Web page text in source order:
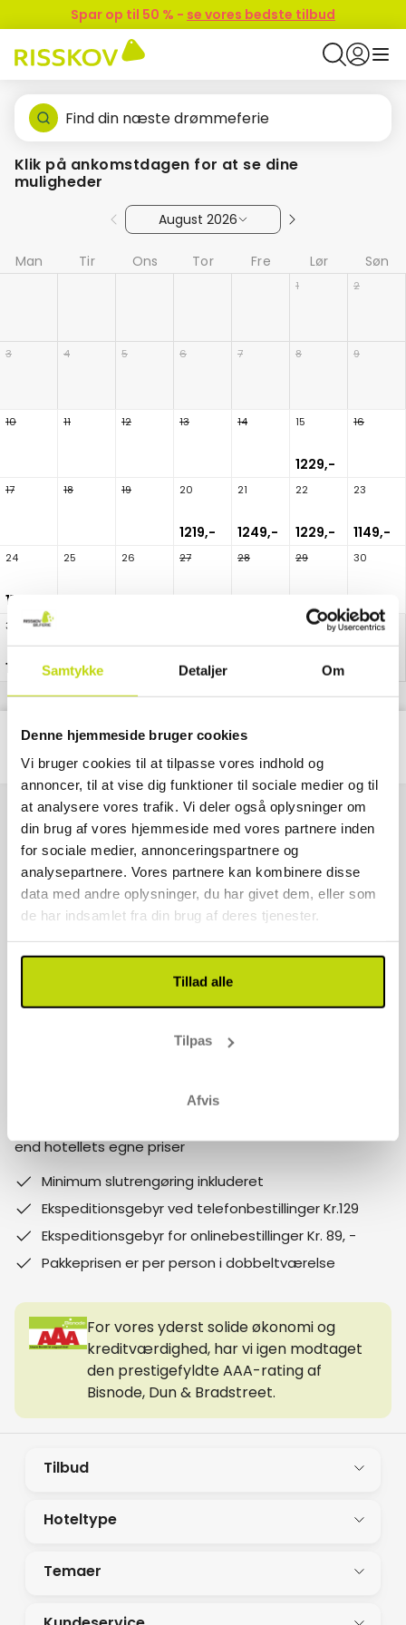
Samtykke Detaljer Om
Denne hjemmeside bruger cookies
Vi bruger cookies til at tilpasse vores indhold og
annoncer, til at vise dig funktioner til sociale medier og til
at analysere vores trafik. Vi deler også oplysninger om
din brug af vores hjemmeside med vores partnere inden
for sociale medier, annonceringspartnere og
analysepartnere. Vores partnere kan kombinere disse
data med andre oplysninger, du har givet dem, eller som
de har indsamlet fra din brug af deres tjenester.
Tillad alle
Tilpas
Afvis
Spar op til 50 % - se vores bedste tilbud
Find din næste drømmeferie
Klik på ankomstdagen for at se dine
muligheder
August 2026
Man Tir Ons Tor Fre Lør Søn
1 2
3 4 5 6 7 8 9
10 11 12 13 14 15
1229,-
16
17 18 19 20
1219,-
21
1249,-
22
1229,-
23
1149,-
24
1179,-
25 26 27 28 29 30
31
1179,-
Classic
Kontakt os
70 22 77 17
info@risskov-bilferie.dk
Vores åbningstider er:
Lørdag - søndag 10-15
end hotellets egne priser
Minimum slutrengøring inkluderet
Ekspeditionsgebyr ved telefonbestillinger Kr.129
Ekspeditionsgebyr for onlinebestillinger Kr. 89, -
Pakkeprisen er per person i dobbeltværelse
Follow us on social media
For vores yderst solide økonomi og
kreditværdighed, har vi igen modtaget
den prestigefyldte AAA-rating af
Bisnode, Dun & Bradstreet.
Tilbud
Hoteltype
Temaer